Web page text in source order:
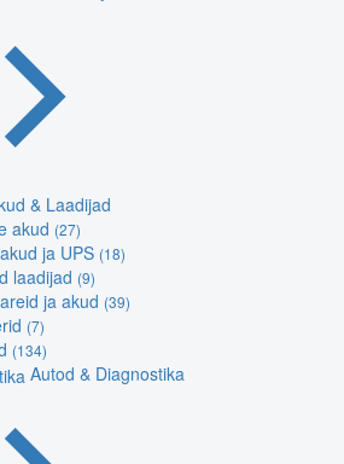
& Laadijad
akud (27)
ja UPS (18)
laadijad (9)
ja akud (39)
(7)
(134)
Autod & Diagnostika